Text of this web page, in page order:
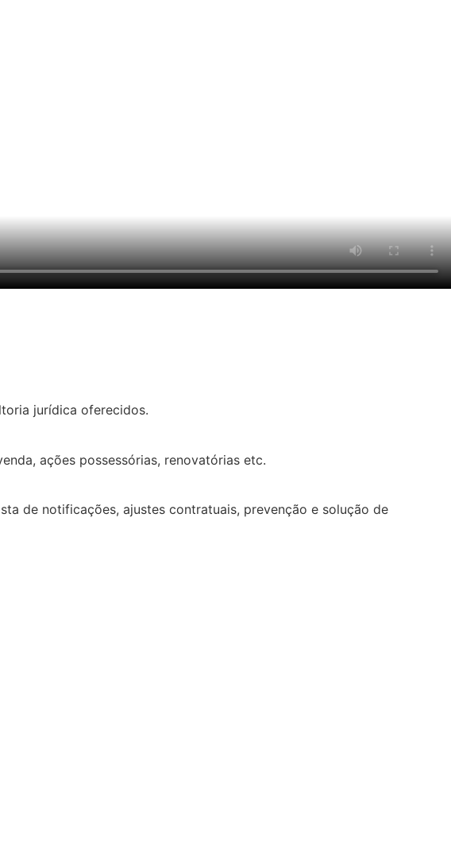
jurídica oferecidos.
ações possessórias, renovatórias etc.
de notificações, ajustes contratuais, prevenção e solução de